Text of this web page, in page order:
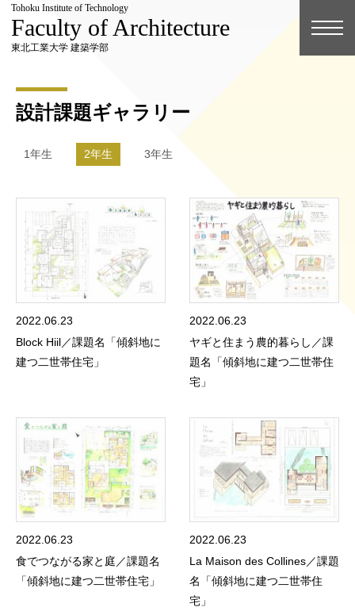
Tohoku Institute of Technology
Faculty of Architecture
東北工業大学 建築学部
設計課題ギャラリー
1年生 2年生 3年生
2022.06.23
Block Hiil／課題名「傾斜地に
建つ二世帯住宅」
2022.06.23
ヤギと住まう農的暮らし／課
題名「傾斜地に建つ二世帯住
宅」
2022.06.23
食でつながる家と庭／課題名
「傾斜地に建つ二世帯住宅」
2022.06.23
La Maison des Collines／課題
名「傾斜地に建つ二世帯住
宅」